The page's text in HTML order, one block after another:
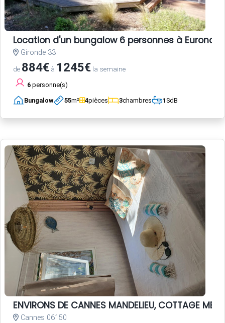
Location d'un bungalow 6 personnes à Euronat
Gironde 33
de 884€ à 1245€ la semaine
6 personne(s)
Bungalow 55m² 4pièces 3chambres 1SdB
ENVIRONS DE CANNES MANDELIEU, COTTAGE
Cannes 06150